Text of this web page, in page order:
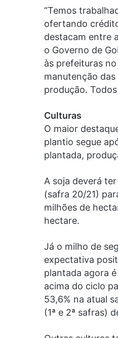
“Temos
ofertando
destacam entre
o Governo de
às prefeituras
manutenção
produção.
Culturas
O maior
plantio segue
plantada,
A soja deverá
(safra 20/21)
milhões de
hectare.
Já o milho de
expectativa
plantada agora
acima do ciclo
53,6% na atual
(1ª e 2ª safras)